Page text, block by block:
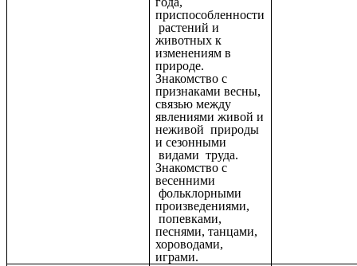
приспособленности
растений и
животных к
изменениям в
природе.
Знакомство с
признаками весны,
связью между
явлениями живой и
неживой природы
и сезонными
видами труда.
Знакомство с
весенними
фольклорными
произведениями,
попевками,
песнями, танцами,
хороводами,
играми.